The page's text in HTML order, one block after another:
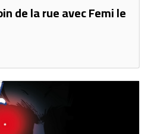
de la rue avec Femi le